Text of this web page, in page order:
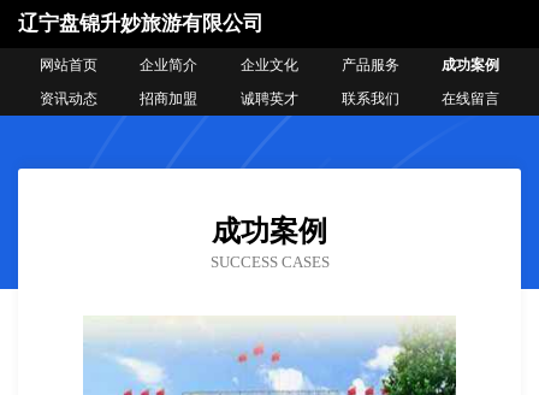
辽宁盘锦升妙旅游有限公司
网站首页 企业简介 企业文化 产品服务
成功案例
资讯动态
招商加盟 诚聘英才 联系我们 在线留言
成功案例
SUCCESS CASES